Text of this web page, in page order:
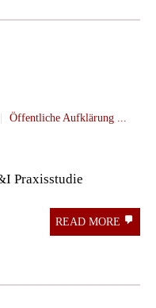
Öffentliche Aufklärung ...
Praxisstudie
READ MORE